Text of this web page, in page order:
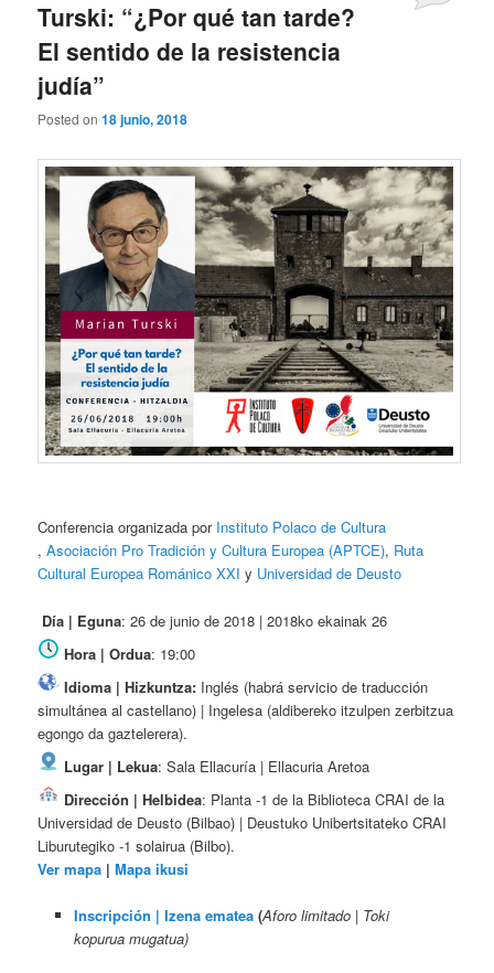
Turski: “¿Por qué tan tarde?
El sentido de la resistencia
judía”
Posted on18 junio, 2018
Conferencia organizada por Instituto Polaco de Cultura​
,Asociación Pro Tradición y Cultura Europea (APTCE), Ruta
Cultural Europea Románico XXI y Universidad de Deusto
Día | Eguna: 26 de junio de 2018 | 2018ko ekainak 26
Hora | Ordua: 19:00
Idioma | Hizkuntza: Inglés (habrá servicio de traducción
simultánea al castellano) | Ingelesa (aldibereko itzulpen zerbitzua
egongo da gaztelerera).
Lugar | Lekua: Sala Ellacuría | Ellacuria Aretoa
Dirección | Helbidea: Planta -1 de la Biblioteca CRAI de la
Universidad de Deusto (Bilbao) | Deustuko Unibertsitateko CRAI
Liburutegiko -1 solairua (Bilbo).
Ver mapa |Mapa ikusi
Inscripción | Izena ematea(Aforo limitado | Toki
kopurua mugatua)